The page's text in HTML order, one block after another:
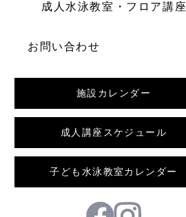
成人水泳教室・フロア講座
お問い合わせ
施設カレンダー
成人講座スケジュール
子ども水泳教室カレンダー
2026年8月
月 火 水 木